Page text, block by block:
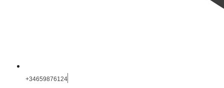
+34659876124